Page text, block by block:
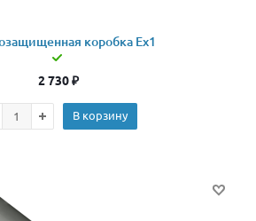
коробка Ex1
2 730₽
В корзину